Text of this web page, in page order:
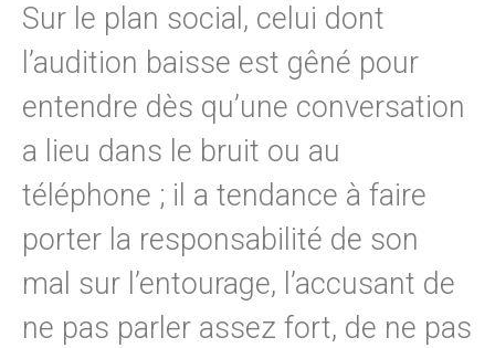
Sur le plan social, celui dont
l’audition baisse est gêné pour
entendre dès qu’une conversation
a lieu dans le bruit ou au
téléphone ; il a tendance à faire
porter la responsabilité de son
mal sur l’entourage, l’accusant de
ne pas parler assez fort, de ne pas